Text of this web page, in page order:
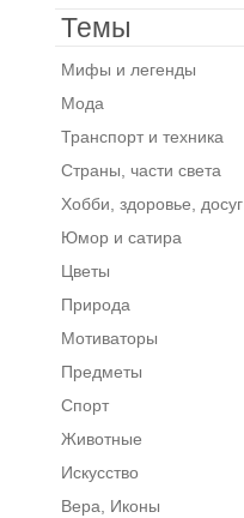
Темы
Мифы и легенды
Мода
Транспорт и техника
Страны, части света
Хобби, здоровье, досуг
Юмор и сатира
Цветы
Природа
Мотиваторы
Предметы
Спорт
Животные
Искусство
Вера, Иконы